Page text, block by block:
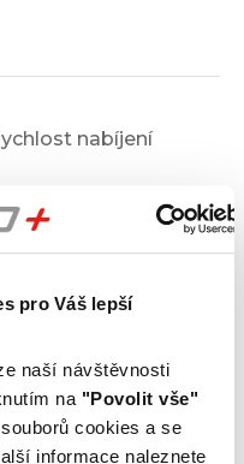
pro Váš lepší
naší návštěvnosti
na "Povolit vše"
cookies a se
informace naleznete
nabíjení
čerpadlo